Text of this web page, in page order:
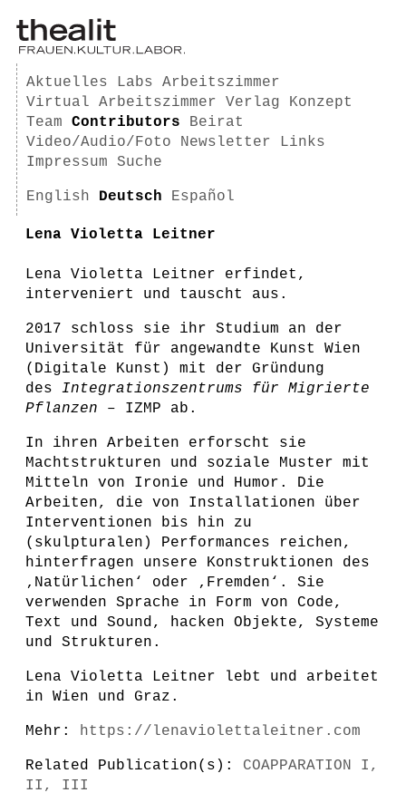
Aktuelles Labs
Arbeitszimmer
Virtual Arbeitszimmer
Verlag
Konzept
Team
Contributors
Beirat
Video/Audio/Foto
Newsletter
Links
Impressum
Suche
English Deutsch Español
Lena Violetta Leitner
Lena Violetta Leitner erfindet,
interveniert und tauscht aus.
2017 schloss sie ihr Studium an der
Universität für angewandte Kunst Wien
(Digitale Kunst) mit der Gründung
des Integrationszentrums für Migrierte
Pflanzen – IZMP ab.
In ihren Arbeiten erforscht sie
Machtstrukturen und soziale Muster mit
Mitteln von Ironie und Humor. Die
Arbeiten, die von Installationen über
Interventionen bis hin zu
(skulpturalen) Performances reichen,
hinterfragen unsere Konstruktionen des
‚Natürlichen‘ oder ‚Fremden‘. Sie
verwenden Sprache in Form von Code,
Text und Sound, hacken Objekte, Systeme
und Strukturen.
Lena Violetta Leitner lebt und arbeitet
in Wien und Graz.
Mehr: https://lenaviolettaleitner.com
Related Publication(s): COAPPARATION I,
II, III